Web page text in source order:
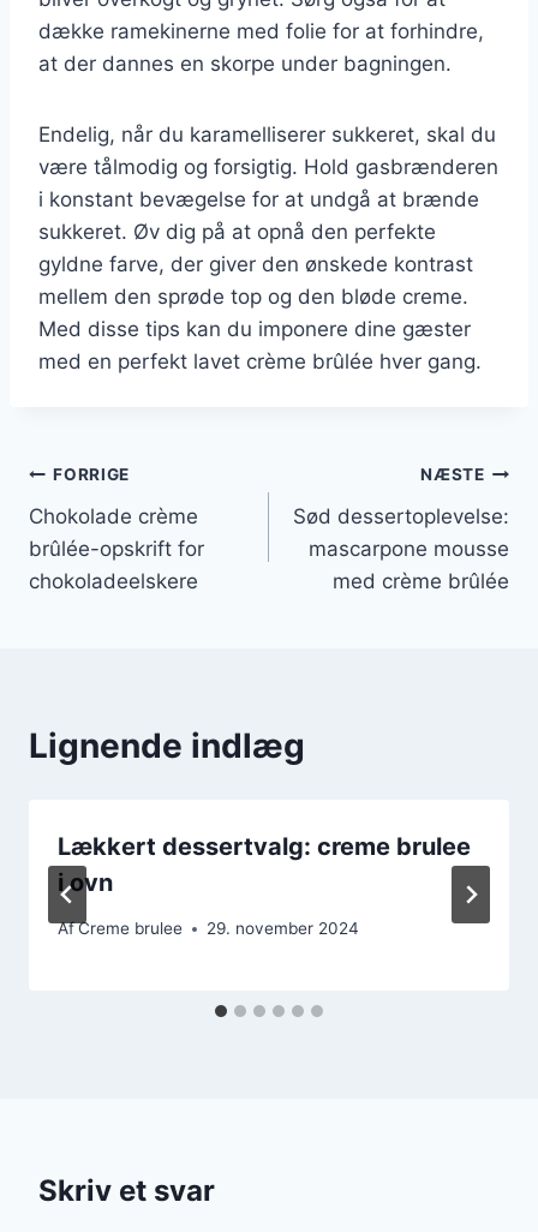
dække ramekinerne med folie for at forhindre,
at der dannes en skorpe under bagningen.
Endelig, når du karamelliserer sukkeret, skal du
være tålmodig og forsigtig. Hold gasbrænderen
i konstant bevægelse for at undgå at brænde
sukkeret. Øv dig på at opnå den perfekte
gyldne farve, der giver den ønskede kontrast
mellem den sprøde top og den bløde creme.
Med disse tips kan du imponere dine gæster
med en perfekt lavet crème brûlée hver gang.
Indlægsnavigation
FORRIGE
Chokolade crème
brûlée-opskrift for
chokoladeelskere
NÆSTE
Sød dessertoplevelse:
mascarpone mousse
med crème brûlée
Lignende indlæg
Lækkert dessertvalg: creme brulee
i ovn
AfCreme brulee 29. november 2024
Skriv et svar